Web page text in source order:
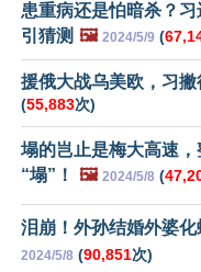
患重病还是怕暗杀？
引猜测 🖼️ 2024/5/9 (
援俄大战乌美欧，习
(55,883次)
塌的岂止是梅大高速
“塌”！
🖼️ 2024/5/8 (
泪崩！外孙结婚外婆
2024/5/8 (90,851次)